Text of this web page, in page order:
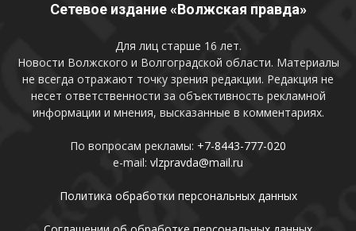
Сетевое издание «Волжская правда»
Для лиц старше 16 лет.
Новости Волжского и Волгоградской области. Материалы
не всегда отражают точку зрения редакции. Редакция не
несет ответственности за объективность рекламной
информации и мнения, высказанные в комментариях.
По вопросам рекламы: +7-8443-777-020
e-mail: vlzpravda@mail.ru
Политика обработки персональных данных